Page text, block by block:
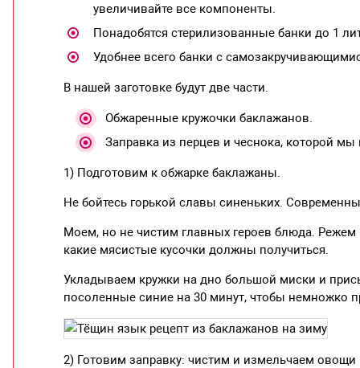
увеличивайте все компоненты.
Понадобятся стерилизованные банки до 1
Удобнее всего банки с
В нашей заготовке будут две части.
Обжаренные кружочки баклажанов.
Заправка из перцев и чеснока, которой
1) Подготовим к обжарке баклажаны.
Не бойтесь горькой славы синеньких.
Моем, но не чистим главных героев блюда.
какие мясистые кусочки должны получиться.
Укладываем кружки на дно большой миски и
посоленные синие на 30 минут, чтобы немножко
2) Готовим заправку: чистим и измельчаем овощи